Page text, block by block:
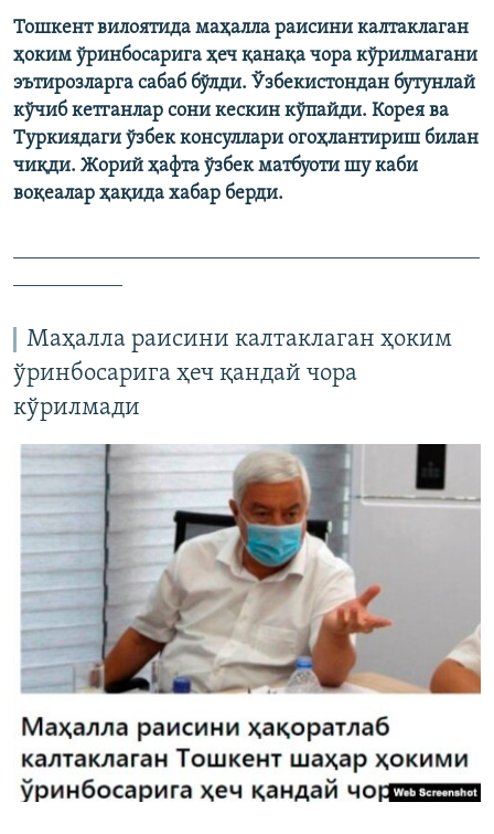
Тошкент вилоятида маҳалла раисини калтаклаган
ҳоким ўринбосарига ҳеч қанақа чора кўрилмагани
эътирозларга сабаб бўлди. Ўзбекистондан бутунлай
кўчиб кетганлар сони кескин кўпайди. Корея ва
Туркиядаги ўзбек консуллари огоҳлантириш билан
чиқди. Жорий ҳафта ўзбек матбуоти шу каби
воқеалар ҳақида хабар берди.
Маҳалла раисини калтаклаган ҳоким
ўринбосарига ҳеч қандай чора
кўрилмади